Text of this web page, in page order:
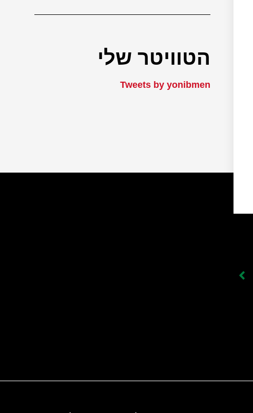
הטוויטר שלי
Tweets by yonibmen